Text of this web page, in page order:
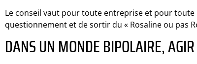
Le conseil vaut pour toute entreprise et pour toute
questionnement et de sortir du « Rosaline ou pas
DANS UN MONDE BIPOLAIRE,